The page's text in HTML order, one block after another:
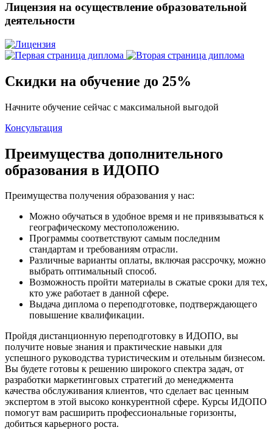
Лицензия на осуществление образовательной
деятельности
Скидки на обучение до 25%
Начните обучение сейчас с максимальной выгодой
Консультация
Преимущества дополнительного
образования в ИДОПО
Преимущества получения образования у нас:
Можно обучаться в удобное время и не привязываться к
географическому местоположению.
Программы соответствуют самым последним
стандартам и требованиям отрасли.
Различные варианты оплаты, включая рассрочку, можно
выбрать оптимальный способ.
Возможность пройти материалы в сжатые сроки для тех,
кто уже работает в данной сфере.
Выдача диплома о переподготовке, подтверждающего
повышение квалификации.
Пройдя дистанционную переподготовку в ИДОПО, вы
получите новые знания и практические навыки для
успешного руководства туристическим и отельным бизнесом.
Вы будете готовы к решению широкого спектра задач, от
разработки маркетинговых стратегий до менеджмента
качества обслуживания клиентов, что сделает вас ценным
экспертом в этой высоко конкурентной сфере. Курсы ИДОПО
помогут вам расширить профессиональные горизонты,
добиться карьерного роста.